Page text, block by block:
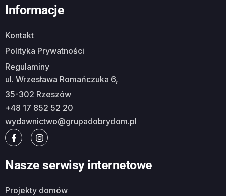
Informacje
Kontakt
Polityka Prywatności
Regulaminy
ul. Wrzesława Romańczuka 6,
35-302 Rzeszów
+48 17 852 52 20
wydawnictwo@grupadobrydom.pl
Nasze serwisy internetowe
Projekty domów